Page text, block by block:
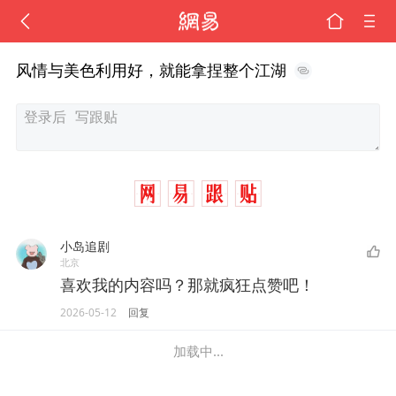
风情与美色利用好，就能拿捏整个江湖
小岛追剧
北京
喜欢我的内容吗？那就疯狂点赞吧！
2026-05-12 回复
加载中...